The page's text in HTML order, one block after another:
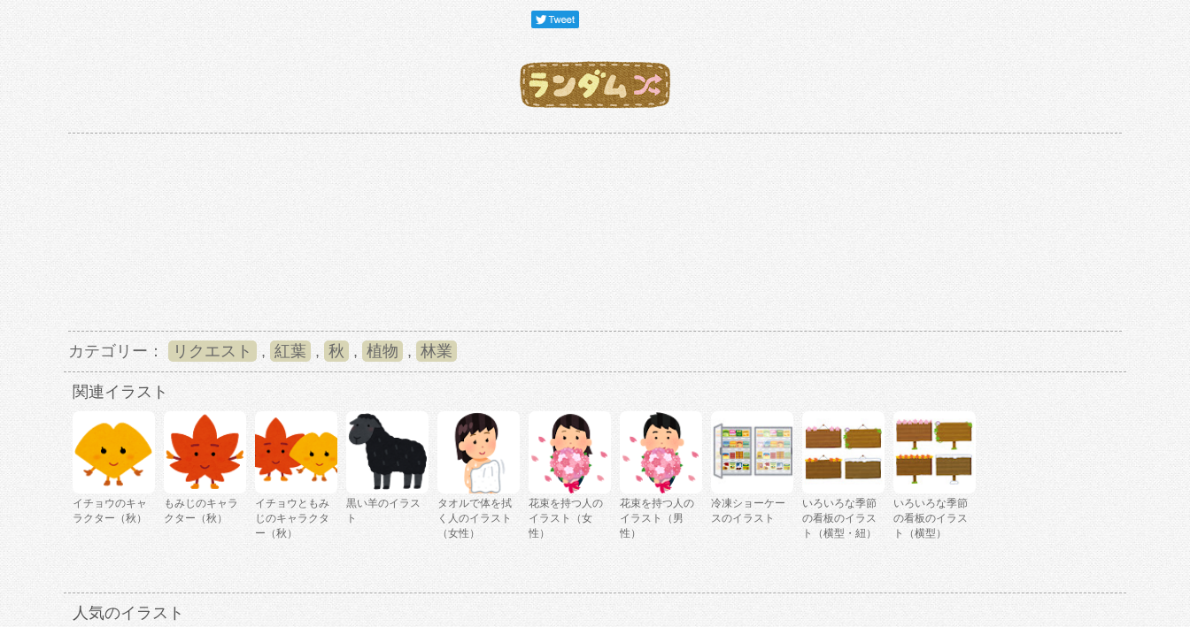
カテゴリー： リクエスト , 紅葉 , 秋 , 植物 , 林業
関連イラスト
イチョウのキャ
ラクター（秋）
もみじのキャラ
クター（秋）
イチョウともみ
じのキャラクタ
ー（秋）
黒い羊のイラス
ト
タオルで体を拭
く人のイラスト
（女性）
花束を持つ人の
イラスト（女
性）
花束を持つ人の
イラスト（男
性）
冷凍ショーケー
スのイラスト
いろいろな季節
の看板のイラス
ト（横型・紐）
いろいろな季節
の看板のイラス
ト（横型）
人気のイラスト